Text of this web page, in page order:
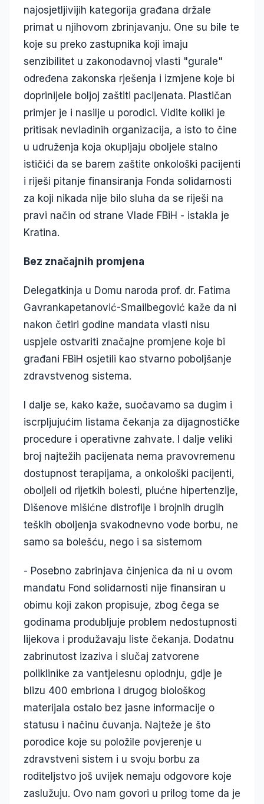
najosjetljivijih kategorija građana držale
primat u njihovom zbrinjavanju. One su bile te
koje su preko zastupnika koji imaju
senzibilitet u zakonodavnoj vlasti "gurale"
određena zakonska rješenja i izmjene koje bi
doprinijele boljoj zaštiti pacijenata. Plastičan
primjer je i nasilje u porodici. Vidite koliki je
pritisak nevladinih organizacija, a isto to čine
u udruženja koja okupljaju oboljele stalno
ističići da se barem zaštite onkološki pacijenti
i riješi pitanje finansiranja Fonda solidarnosti
za koji nikada nije bilo sluha da se riješi na
pravi način od strane Vlade FBiH - istakla je
Kratina.
Bez značajnih promjena
Delegatkinja u Domu naroda prof. dr. Fatima
Gavrankapetanović-Smailbegović kaže da ni
nakon četiri godine mandata vlasti nisu
uspjele ostvariti značajne promjene koje bi
građani FBiH osjetili kao stvarno poboljšanje
zdravstvenog sistema.
I dalje se, kako kaže, suočavamo sa dugim i
iscrpljujućim listama čekanja za dijagnostičke
procedure i operativne zahvate. I dalje veliki
broj najtežih pacijenata nema pravovremenu
dostupnost terapijama, a onkološki pacijenti,
oboljeli od rijetkih bolesti, plućne hipertenzije,
Dišenove mišićne distrofije i brojnih drugih
teških oboljenja svakodnevno vode borbu, ne
samo sa bolešću, nego i sa sistemom
- Posebno zabrinjava činjenica da ni u ovom
mandatu Fond solidarnosti nije finansiran u
obimu koji zakon propisuje, zbog čega se
godinama produbljuje problem nedostupnosti
lijekova i produžavaju liste čekanja. Dodatnu
zabrinutost izaziva i slučaj zatvorene
poliklinike za vantjelesnu oplodnju, gdje je
blizu 400 embriona i drugog biološkog
materijala ostalo bez jasne informacije o
statusu i načinu čuvanja. Najteže je što
porodice koje su položile povjerenje u
zdravstveni sistem i u svoju borbu za
roditeljstvo još uvijek nemaju odgovore koje
zaslužuju. Ovo nam govori u prilog tome da je